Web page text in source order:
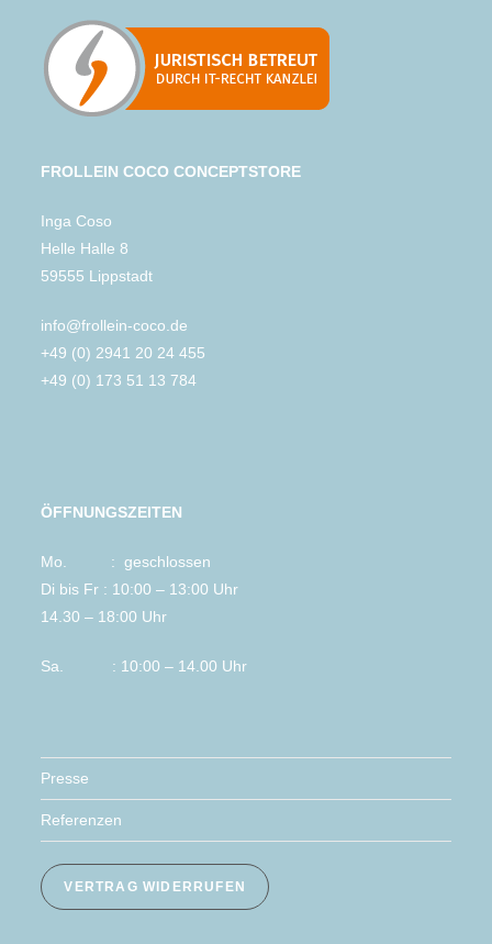
FROLLEIN COCO CONCEPTSTORE
Inga Coso
Helle Halle 8
59555 Lippstadt
info@frollein-coco.de
+49 (0) 2941 20 24 455
+49 (0) 173 51 13 784
ÖFFNUNGSZEITEN
Mo. : geschlossen
Di bis Fr : 10:00 – 13:00 Uhr
14.30 – 18:00 Uhr
Sa. : 10:00 – 14.00 Uhr
Presse
Referenzen
VERTRAG WIDERRUFEN